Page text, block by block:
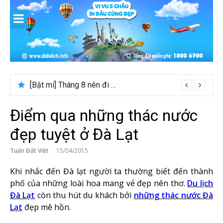
content
[Bật mí] Tháng 8 nên đi nước nào đẹp? Gợi ý 5+ tọa độ hot 2026
Điểm qua những thác nước
đẹp tuyệt ở Đà Lạt
Tuấn Đất Việt 15/04/2015
Khi nhắc đến Đà lạt người ta thường biết đến thành
phố của những loài hoa mang vẻ đẹp nên thơ. Du lịch
Đà Lạt còn thu hút du khách bởi những thác nước Đà
Lạt đẹp mê hồn.